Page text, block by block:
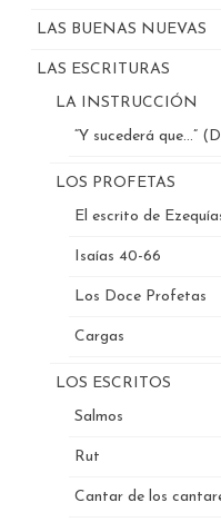
LAS BUENAS NUEVAS
LAS ESCRITURAS
LA INSTRUCCIÓN
“Y sucederá que…”
LOS PROFETAS
El escrito de
Isaías 40-66
Los Doce Profetas
Cargas
LOS ESCRITOS
Salmos
Rut
Cantar de los